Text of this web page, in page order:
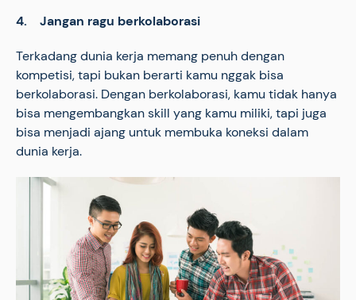
4. Jangan ragu berkolaborasi
Terkadang dunia kerja memang penuh dengan
kompetisi, tapi bukan berarti kamu nggak bisa
berkolaborasi. Dengan berkolaborasi, kamu tidak hanya
bisa mengembangkan skill yang kamu miliki, tapi juga
bisa menjadi ajang untuk membuka koneksi dalam
dunia kerja.